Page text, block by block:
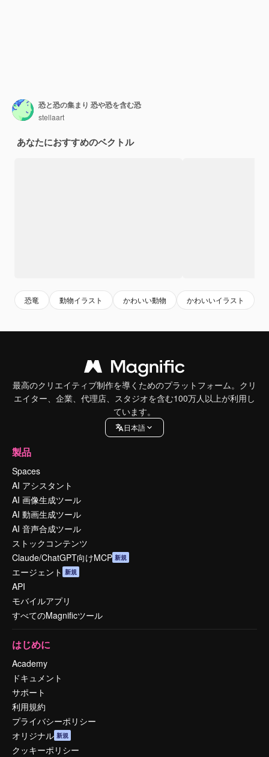
恐と恐の集まり 恐や恐を含む恐
stellaart
あなたにおすすめのベクトル
恐竜 動物イラスト かわいい動物 かわいいイラスト
最高のクリエイティブ制作を導くためのプラットフォーム。クリ
エイター、企業、代理店、スタジオを含む100万人以上が利用し
ています。
日本語
製品
Spaces
AI アシスタント
AI 画像生成ツール
AI 動画生成ツール
AI 音声合成ツール
ストックコンテンツ
Claude/ChatGPT向けMCP 新規
エージェント 新規
API
モバイルアプリ
すべてのMagnificツール
はじめに
Academy
ドキュメント
サポート
利用規約
プライバシーポリシー
オリジナル 新規
クッキーポリシー